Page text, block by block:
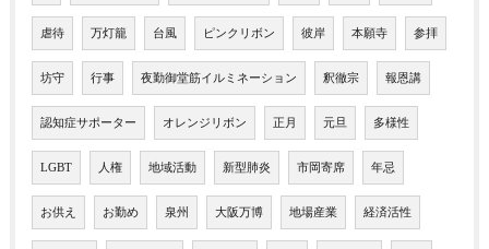
虐待 万灯籠 台風 ピンクリボン 彼岸 本願寺 参拝
坊守 行事 夜勤御堂筋イルミネーション 釈徹宗 報恩講
認知症サポーター オレンジリボン 正月 元旦 多様性
LGBT 人権 地域活動 新型肺炎 市岡寄席 年忌
お供え お勤め 泉州 大阪万博 地場産業 経済活性